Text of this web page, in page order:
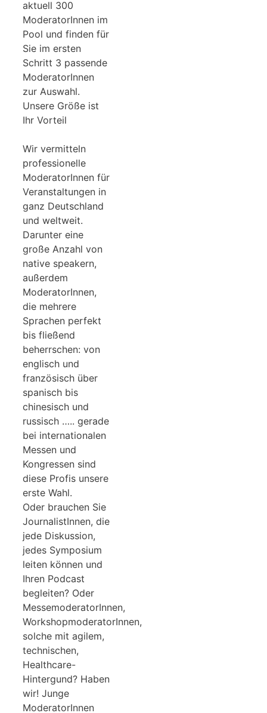
aktuell 300
ModeratorInnen im
Pool und finden für
Sie im ersten
Schritt 3 passende
ModeratorInnen
zur Auswahl.
Unsere Größe ist
Ihr Vorteil
Wir vermitteln
professionelle
ModeratorInnen für
Veranstaltungen in
ganz Deutschland
und weltweit.
Darunter eine
große Anzahl von
native speakern,
außerdem
ModeratorInnen,
die mehrere
Sprachen perfekt
bis fließend
beherrschen: von
englisch und
französisch über
spanisch bis
chinesisch und
russisch ….. gerade
bei internationalen
Messen und
Kongressen sind
diese Profis unsere
erste Wahl.
Oder brauchen Sie
JournalistInnen, die
jede Diskussion,
jedes Symposium
leiten können und
Ihren Podcast
begleiten? Oder
MessemoderatorInnen,
WorkshopmoderatorInnen,
solche mit agilem,
technischen,
Healthcare-
Hintergund? Haben
wir! Junge
ModeratorInnen